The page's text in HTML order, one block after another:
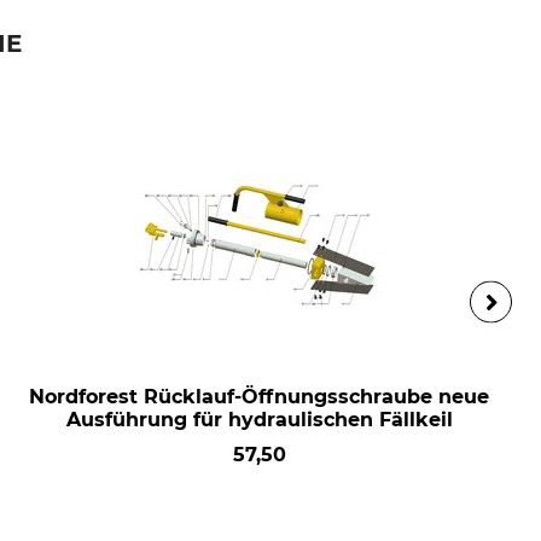
Nordforest Rücklauf-Öffnungsschraube neue
Ausführung für hydraulischen Fällkeil
57,50